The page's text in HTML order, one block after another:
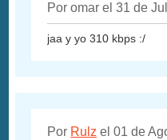
Por omar el 31 de
jaa y yo 310 kbps :/
Por Rulz el 01 de